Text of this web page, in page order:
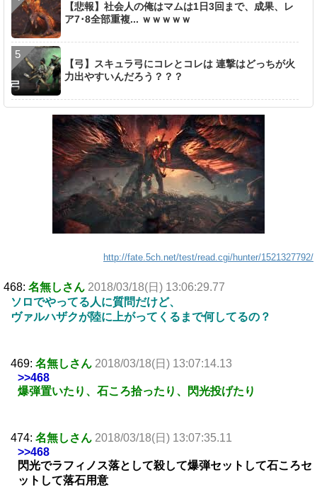
【悲報】社会人の俺はマムは1日3回まで、成果、レ
ア7･8全部重複... ｗｗｗｗｗ
【弓】スキュラ弓にコレとコレは 連撃はどっちが火
力出やすいんだろう？？？
http://fate.5ch.net/test/read.cgi/hunter/1521327792/
468: 名無しさん 2018/03/18(日) 13:06:29.77
ソロでやってる人に質問だけど、
ヴァルハザクが陸に上がってくるまで何してるの？
469: 名無しさん 2018/03/18(日) 13:07:14.13
>>468
爆弾置いたり、石ころ拾ったり、閃光投げたり
474: 名無しさん 2018/03/18(日) 13:07:35.11
>>468
閃光でラフィノス落として殺して爆弾セットして石ころセ
ットして落石用意